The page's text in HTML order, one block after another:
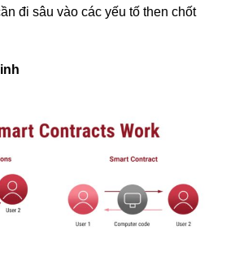
đi sâu vào các yếu tố then chốt